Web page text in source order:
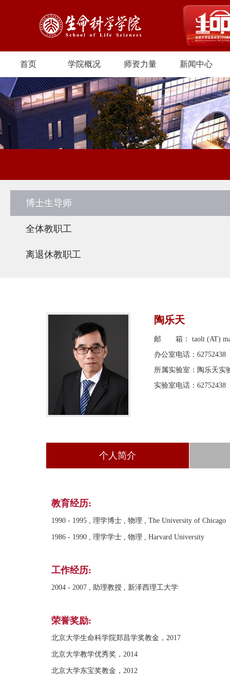
首页 学院概况 师资力量 新闻中心
博士生导师
全体教职工
离退休教职工
陶乐天
邮 箱： taolt (AT)
办公室电话：62752438
所属实验室：陶乐天实
实验室电话：62752438
个人简介
教育经历:
1990 - 1995 , 理学博士 , 物理 , The University of Chicago
1986 - 1990 , 理学学士 , 物理 , Harvard University
工作经历:
2004 - 2007 , 助理教授 , 新泽西理工大学
荣誉奖励:
北京大学生命科学院郑昌学奖教金，2017
北京大学教学优秀奖，2014
北京大学东宝奖教金，2012